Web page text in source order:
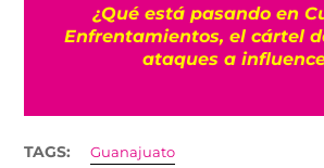
¿Qué está pasando en
Enfrentamientos, el cártel
ataques a
TAGS: Guanajuato